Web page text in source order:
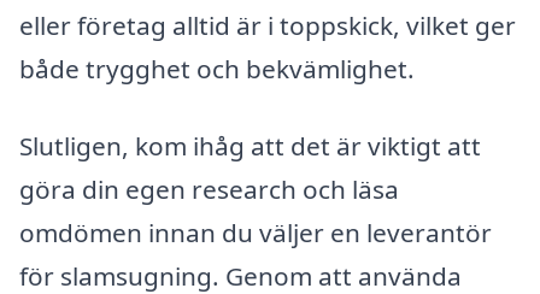
eller företag alltid är i toppskick, vilket ger
både trygghet och bekvämlighet.
Slutligen, kom ihåg att det är viktigt att
göra din egen research och läsa
omdömen innan du väljer en leverantör
för slamsugning. Genom att använda